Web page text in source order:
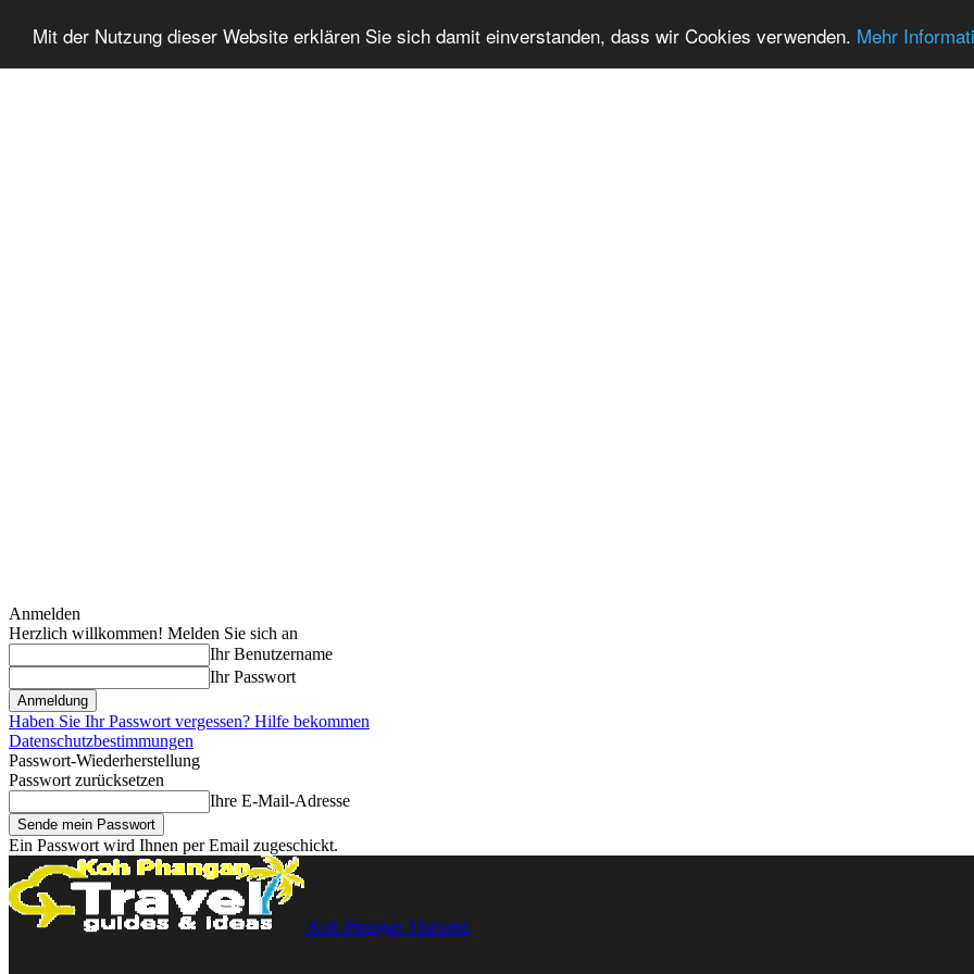
Mit der Nutzung dieser Website erklären Sie sich damit einverstanden, dass wir Cookies verwenden. Mehr
Anmelden
Herzlich willkommen! Melden Sie sich an
Ihr Benutzername
Ihr Passwort
Haben Sie Ihr Passwort vergessen? Hilfe bekommen
Datenschutzbestimmungen
Passwort-Wiederherstellung
Passwort zurücksetzen
Ihre E-Mail-Adresse
Ein Passwort wird Ihnen per Email zugeschickt.
Koh Phangan Thailand